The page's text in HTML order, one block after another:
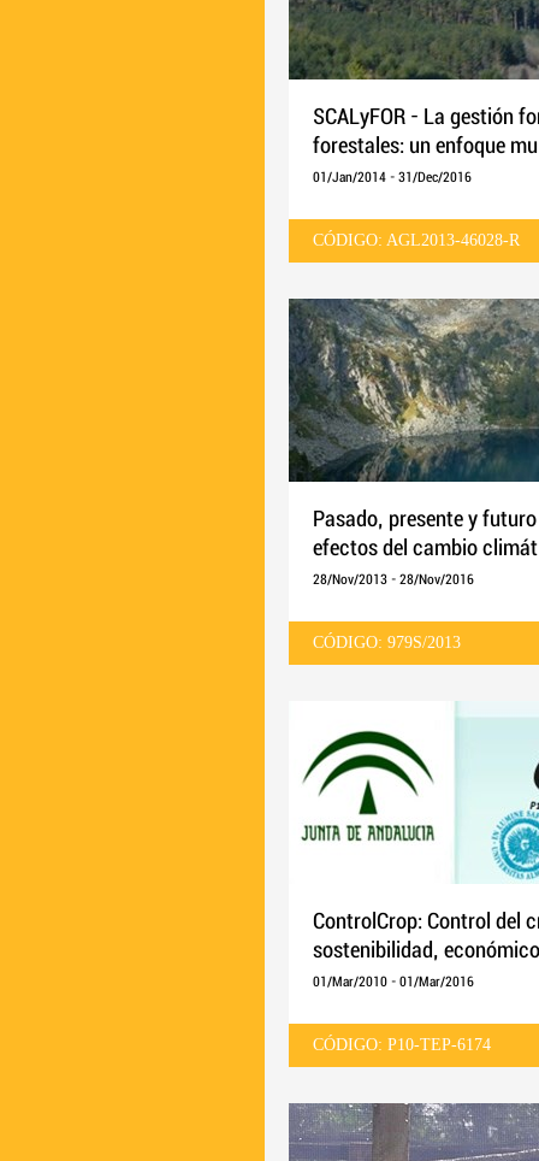
SCALyFOR - La gestión
forestales: un enfoque
01/Jan/2014 - 31/Dec/2016
CÓDIGO: AGL2013-46028-R
Pasado, presente y
efectos del cambio
28/Nov/2013 - 28/Nov/2016
CÓDIGO: 979S/2013
ControlCrop: Control del
sostenibilidad,
01/Mar/2010 - 01/Mar/2016
CÓDIGO: P10-TEP-6174